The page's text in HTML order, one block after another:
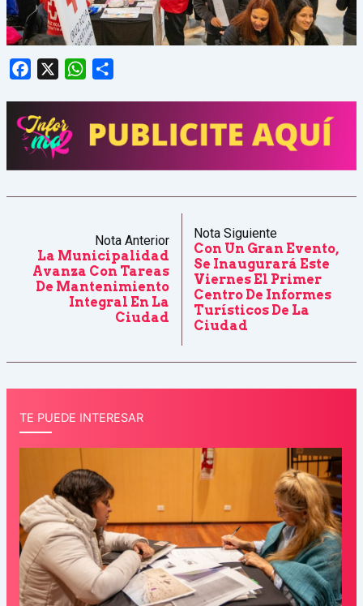
Facebook WhatsApp
Nota Anterior
La Municipalidad
Avanza Con Tareas
De Mantenimiento
Integral En La
Ciudad
Nota Siguiente
Con Un Gran Evento,
Se Inaugurará Este
Viernes El Primer
Centro De Informes
Turísticos De La
Ciudad
TE PUEDE INTERESAR